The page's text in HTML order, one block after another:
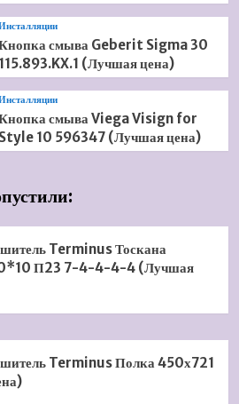
смыва Geberit Sigma 30
115.893.KX.1 (Лучшая цена)
смыва Viega Visign for
Style 10 596347 (Лучшая цена)
Terminus Тоскана
П23 7-4-4-4-4 (Лучшая
Terminus Полка 450х721